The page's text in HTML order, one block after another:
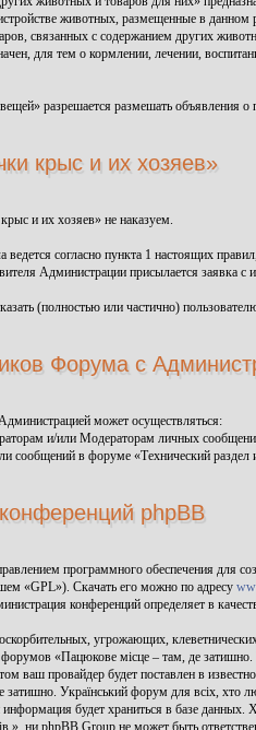
животных, размещенные в
связанных с содержанием других
для тем о кормлении, лечении,
разрешается размешать объявления
крыс и их хозяев»
и их хозяев» не наказуем.
ведется согласно пункта 1 настоящих
Администрации присылается заявка
(полностью или частично)
Форума с
может осуществляться:
и/или Модераторам личных
сообщений в форуме «Технический раздел
phpBB
программного обеспечения для
«GPL»). Скачать его можно по адресу
конференций определяет в
угрожающих,
форумов «Пацюкове місце – там, де
ваш провайдер будет поставлен в
Український форум для всіх, хто
будет храниться в базе
ни phpBB Group не может быть